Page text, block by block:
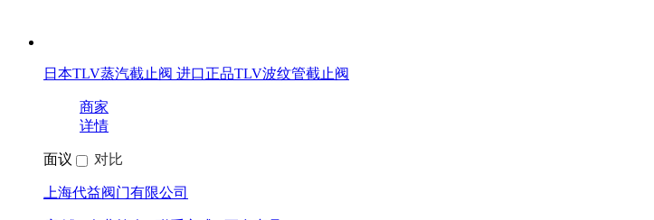
日本TLV蒸汽截止阀 进口正品TLV波纹管截止阀
商家
详情
面议 对比
上海代益阀门有限公司